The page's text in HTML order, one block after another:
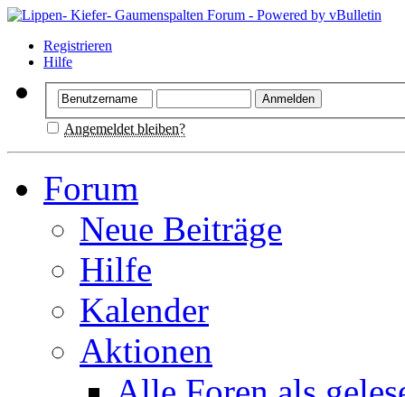
Registrieren
Hilfe
Angemeldet bleiben?
Forum
Neue Beiträge
Hilfe
Kalender
Aktionen